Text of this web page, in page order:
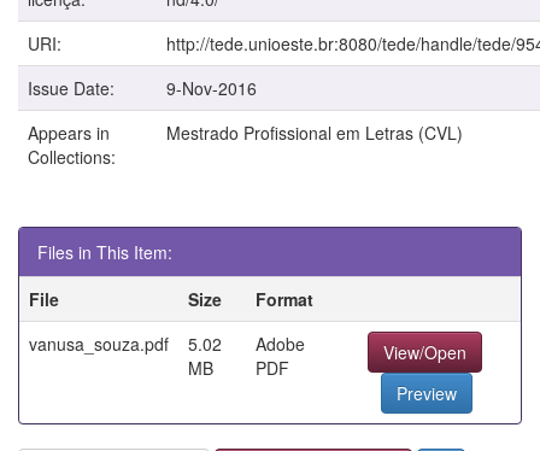
URI:
http://tede.unioeste.br:8080/tede/handle/tede/
Issue Date:
9-Nov-2016
Appears in
Collections:
Mestrado Profissional em Letras (CVL)
Files in This Item:
File
Size
Format
vanusa_souza.pdf
5.02
MB
Adobe
PDF
View/Open
Preview